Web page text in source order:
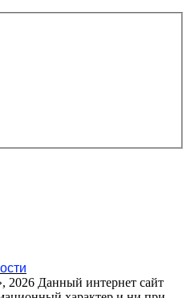
2026 Данный интернет сайт